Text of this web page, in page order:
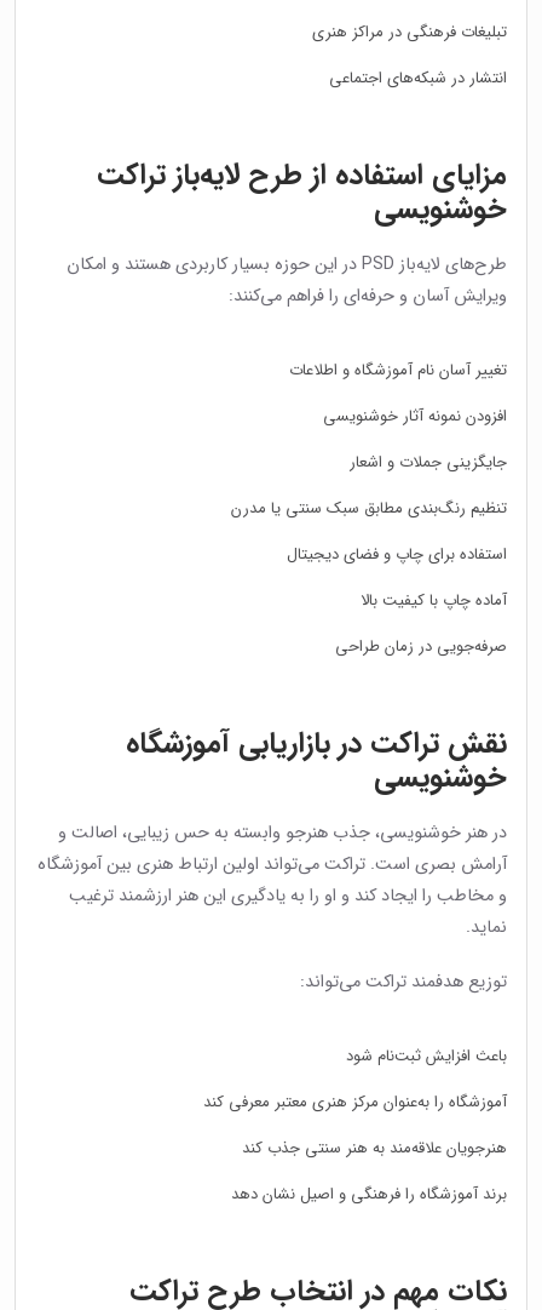
تبلیغات فرهنگی در مراکز هنری
انتشار در شبکه‌های اجتماعی
مزایای استفاده از طرح لایه‌باز تراکت
خوشنویسی
طرح‌های لایه‌باز PSD در این حوزه بسیار کاربردی هستند و امکان
ویرایش آسان و حرفه‌ای را فراهم می‌کنند:
تغییر آسان نام آموزشگاه و اطلاعات
افزودن نمونه آثار خوشنویسی
جایگزینی جملات و اشعار
تنظیم رنگ‌بندی مطابق سبک سنتی یا مدرن
استفاده برای چاپ و فضای دیجیتال
آماده چاپ با کیفیت بالا
صرفه‌جویی در زمان طراحی
نقش تراکت در بازاریابی آموزشگاه
خوشنویسی
در هنر خوشنویسی، جذب هنرجو وابسته به حس زیبایی، اصالت و
آرامش بصری است. تراکت می‌تواند اولین ارتباط هنری بین آموزشگاه
و مخاطب را ایجاد کند و او را به یادگیری این هنر ارزشمند ترغیب
نماید.
توزیع هدفمند تراکت می‌تواند:
باعث افزایش ثبت‌نام شود
آموزشگاه را به‌عنوان مرکز هنری معتبر معرفی کند
هنرجویان علاقه‌مند به هنر سنتی جذب کند
برند آموزشگاه را فرهنگی و اصیل نشان دهد
نکات مهم در انتخاب طرح تراکت